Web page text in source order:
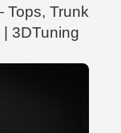
Tops, Trunk
3DTuning